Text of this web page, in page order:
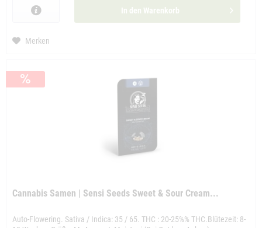
In den Warenkorb
Merken
Cannabis Samen | Sensi Seeds Sweet & Sour Cream...
Auto-Flowering. Sativa / Indica: 35 / 65. THC : 20-25%% THC.Blütezeit: 8-